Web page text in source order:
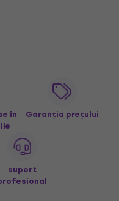
în
Garanția prețului
suport